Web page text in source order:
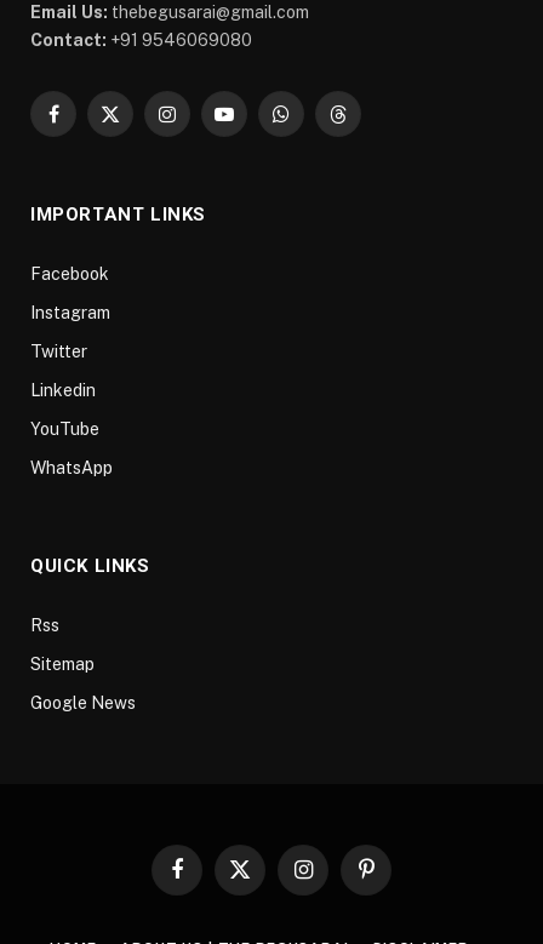
Email Us: thebegusarai@gmail.com
Contact: +91 9546069080
Facebook
X
InstagramYouTubeWhatsAppThreads
IMPORTANT LINKS
Facebook
Instagram
Twitter
Linkedin
YouTube
WhatsApp
QUICK LINKS
Rss
Sitemap
Google News
Facebook
X
InstagramPinterest